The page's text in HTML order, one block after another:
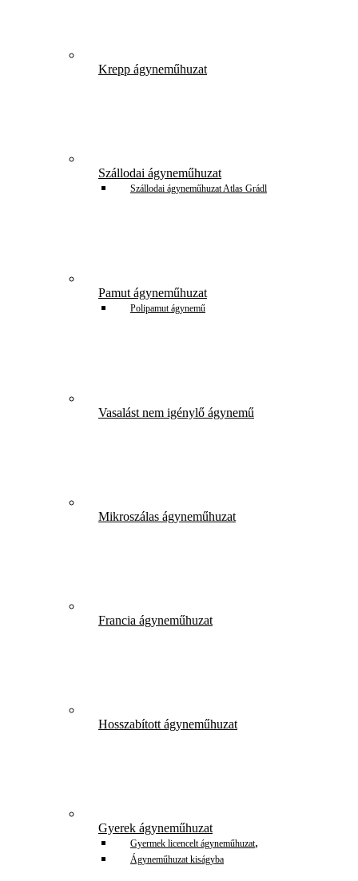
Krepp ágyneműhuzat
Szállodai ágyneműhuzat
Szállodai ágyneműhuzat Atlas Grádl
Pamut ágyneműhuzat
Polipamut ágynemű
Vasalást nem igénylő ágynemű
Mikroszálas ágyneműhuzat
Francia ágyneműhuzat
Hosszabított ágyneműhuzat
Gyerek ágyneműhuzat
Gyermek licencelt ágyneműhuzat,
Ágyneműhuzat kiságyba